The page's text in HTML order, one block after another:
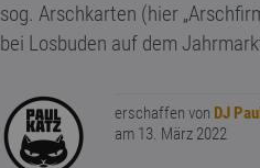
sog. Arschkarten (hier
bei Losbuden auf dem
erschaffen von DJ
am 13. März 2022